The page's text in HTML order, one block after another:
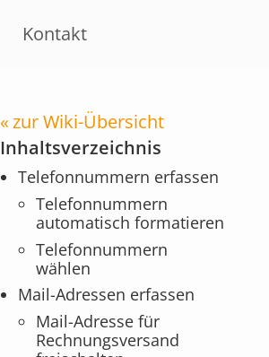
Kontakt
zur Wiki-Übersicht
Inhaltsverzeichnis
Telefonnummern erfassen
Telefonnummern
automatisch formatieren
Telefonnummern
wählen
Mail-Adressen erfassen
Mail-Adresse für
Rechnungsversand